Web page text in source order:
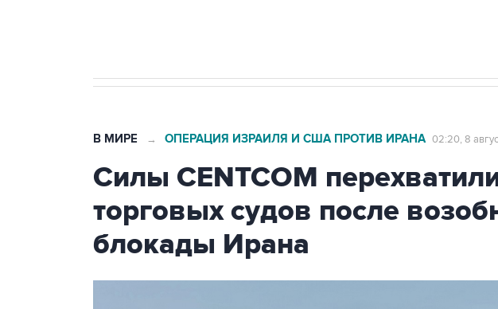
В МИРЕ → ОПЕРАЦИЯ ИЗРАИЛЯ И США ПРОТИВ ИРАНА 02:20, 8
Силы CENTCOM
торговых судов после
блокады Ирана